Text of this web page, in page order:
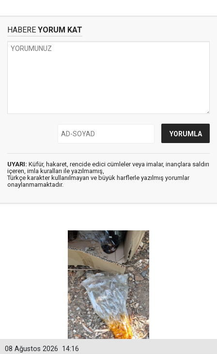
HABERE YORUM KAT
UYARI: Küfür, hakaret, rencide edici cümleler veya imalar, inançlara saldırı
içeren, imla kuralları ile yazılmamış,
Türkçe karakter kullanılmayan ve büyük harflerle yazılmış yorumlar
onaylanmamaktadır.
14:16
08 Ağustos 2026